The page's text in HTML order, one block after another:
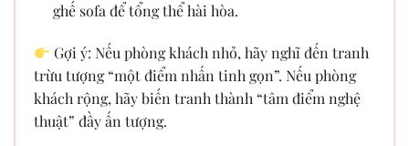
ghế sofa để tổng thể hài hòa.
Gợi ý: Nếu phòng khách nhỏ, hãy nghĩ đến tranh
trừu tượng “một điểm nhấn tinh gọn”. Nếu phòng
khách rộng, hãy biến tranh thành “tâm điểm nghệ
thuật” đầy ấn tượng.